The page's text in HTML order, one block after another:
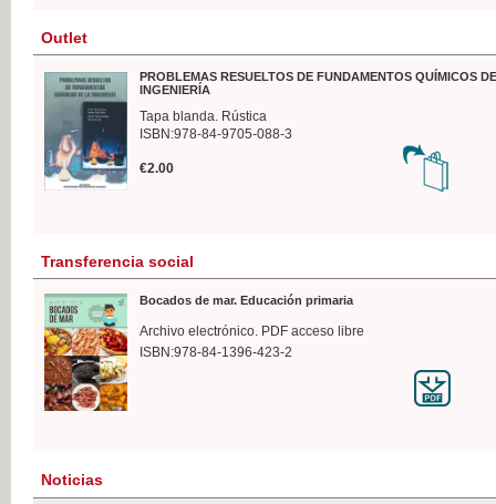
Outlet
PROBLEMAS RESUELTOS DE FUNDAMENTOS QUÍMICOS
INGENIERÍA
Tapa blanda. Rústica
ISBN:978-84-9705-088-3
€2.00
Transferencia social
Bocados de mar. Educación primaria
Archivo electrónico. PDF acceso libre
ISBN:978-84-1396-423-2
Noticias